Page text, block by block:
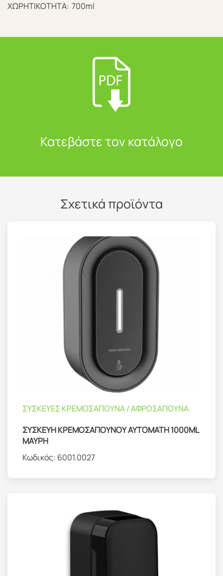
ΧΩΡΗΤΙΚΟΤΗΤΑ: 700ml
Κατεβάστε τον κατάλογο
Σχετικά προϊόντα
ΣΥΣΚΕΥΕΣ ΚΡΕΜΟΣΑΠΟΥΝΑ / ΑΦΡΟΣΑΠΟΥΝΑ
ΣΥΣΚΕΥΗ ΚΡΕΜΟΣΑΠΟΥΝΟΥ ΑΥΤΟΜΑΤΗ 1000ML
ΜΑΥΡΗ
Κωδικός: 6001.0027